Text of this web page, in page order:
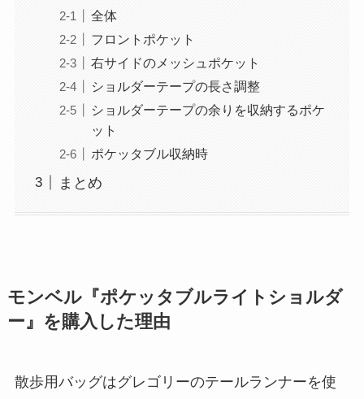
全体
フロントポケット
右サイドのメッシュポケット
ショルダーテープの長さ調整
ショルダーテープの余りを収納するポケ
ット
ポケッタブル収納時
まとめ
モンベル『ポケッタブルライトショルダ
ー』を購入した理由
散歩用バッグはグレゴリーのテールランナーを使